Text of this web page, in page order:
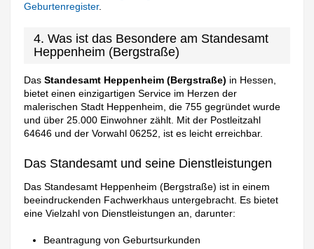
Geburtenregister.
4. Was ist das Besondere am Standesamt
Heppenheim (Bergstraße)
DasStandesamt Heppenheim (Bergstraße) in Hessen,
bietet einen einzigartigen Service im Herzen der
malerischen Stadt Heppenheim, die 755 gegründet wurde
und über 25.000 Einwohner zählt. Mit der Postleitzahl
64646 und der Vorwahl 06252, ist es leicht erreichbar.
Das Standesamt und seine Dienstleistungen
Das Standesamt Heppenheim (Bergstraße) ist in einem
beeindruckenden Fachwerkhaus untergebracht. Es bietet
eine Vielzahl von Dienstleistungen an, darunter:
Beantragung von Geburtsurkunden